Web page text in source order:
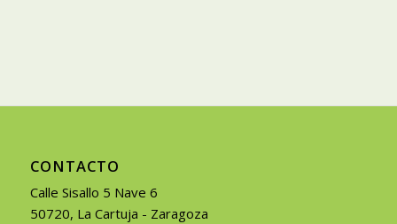
CONTACTO
Calle Sisallo 5 Nave 6
50720, La Cartuja - Zaragoza